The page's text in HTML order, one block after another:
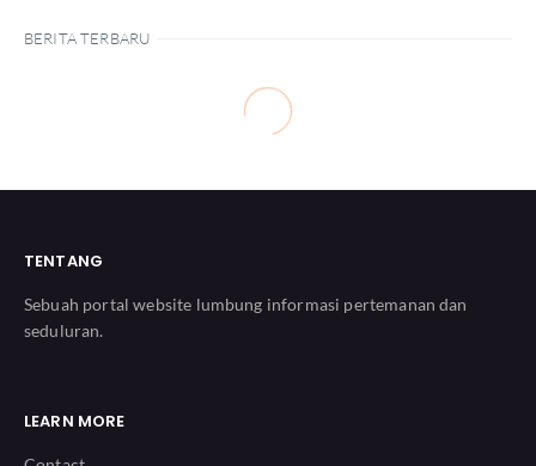
BERITA TERBARU
TENTANG
Sebuah portal website lumbung informasi pertemanan dan
seduluran.
LEARN MORE